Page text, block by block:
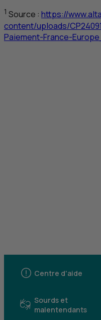
1 Source : https://
content/uploads/
Paiement-France-
Centre d'aide
Sourds et
malentendants